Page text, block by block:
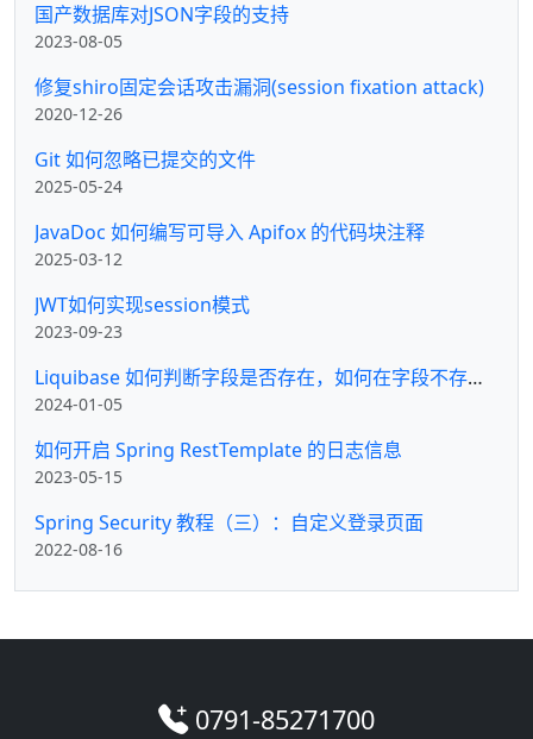
国产数据库对JSON字段的支持
2023-08-05
修复shiro固定会话攻击漏洞(session fixation attack)
2020-12-26
Git 如何忽略已提交的文件
2025-05-24
JavaDoc 如何编写可导入 Apifox 的代码块注释
2025-03-12
JWT如何实现session模式
2023-09-23
Liquibase 如何判断字段是否存在，如何在字段不存在时才新增字段
2024-01-05
如何开启 Spring RestTemplate 的日志信息
2023-05-15
Spring Security 教程（三）：自定义登录页面
2022-08-16
0791-85271700